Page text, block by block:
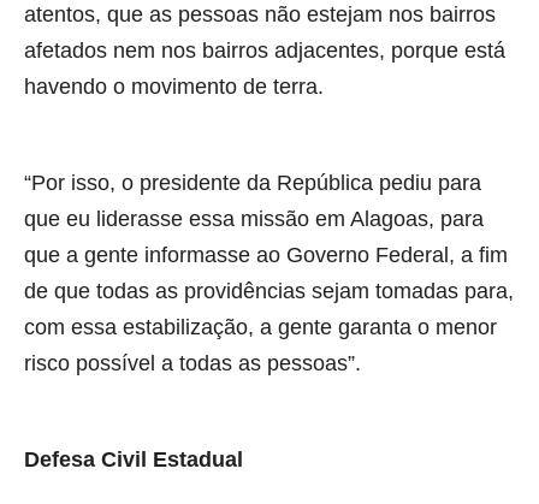
atentos, que as pessoas não estejam nos bairros
afetados nem nos bairros adjacentes, porque está
havendo o movimento de terra.
“Por isso, o presidente da República pediu para
que eu liderasse essa missão em Alagoas, para
que a gente informasse ao Governo Federal, a fim
de que todas as providências sejam tomadas para,
com essa estabilização, a gente garanta o menor
risco possível a todas as pessoas”.
Defesa Civil Estadual